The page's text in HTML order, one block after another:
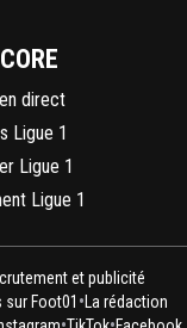
direct
Ligue 1
Ligue 1
Ligue 1
et publicité
Foot01 • La rédaction